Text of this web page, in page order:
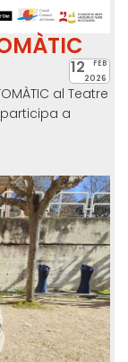
12 FEB
2026
al Teatre
a